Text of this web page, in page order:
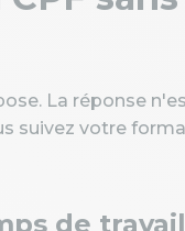
La réponse
suivez votre
de